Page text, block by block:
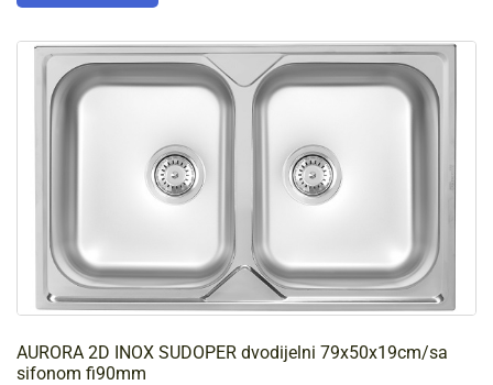
AURORA 2D INOX SUDOPER dvodijelni 79x50x19cm/sa
sifonom fi90mm